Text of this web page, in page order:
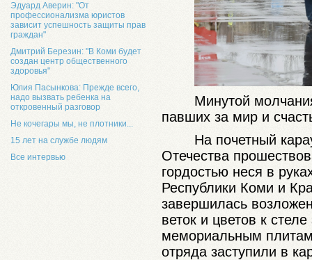
Эдуард Аверин: "От
профессионализма юристов
зависит успешность защиты прав
граждан"
Дмитрий Березин: "В Коми будет
создан центр общественного
здоровья"
Юлия Пасынкова: Прежде всего,
надо вызвать ребенка на
откровенный разговор
Не кочегары мы, не плотники...
15 лет на службе людям
Все интервью
Минутой
павших за мир и
На почетный
Отечества
гордостью неся в
Республики Коми и
завершилась
веток и цветов к
мемориальным
отряда заступили в